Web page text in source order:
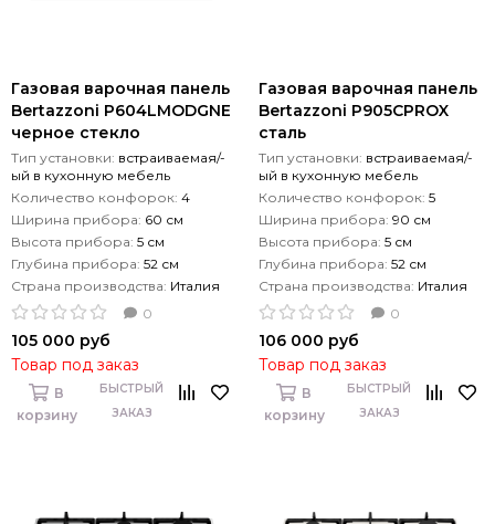
Газовая варочная панель
Bertazzoni P604LMODGNE
черное стекло
Тип установки: встраиваемая/-
ый в кухонную мебель
Количество конфорок: 4
Ширина прибора: 60 см
Высота прибора: 5 см
Глубина прибора: 52 см
Страна производства: Италия
0
105 000 руб
Товар под заказ
В
корзину
БЫСТРЫЙ
ЗАКАЗ
Газовая варочная панель
Bertazzoni P905СPROX
сталь
Тип установки: встраиваемая/-
ый в кухонную мебель
Количество конфорок: 5
Ширина прибора: 90 см
Высота прибора: 5 см
Глубина прибора: 52 см
Страна производства: Италия
0
106 000 руб
Товар под заказ
В
корзину
БЫСТРЫЙ
ЗАКАЗ